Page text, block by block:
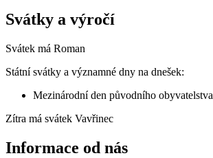
Svátky a výročí
Svátek má Roman
Státní svátky a významné dny na dnešek:
Mezinárodní den původního obyvatelstva
Zítra má svátek Vavřinec
Informace od nás